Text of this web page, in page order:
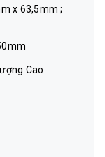
x 63,5mm ;
Cao